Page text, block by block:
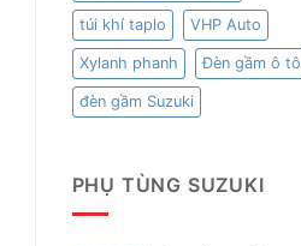
túi khí taplo VHP Auto
Xylanh phanh Đèn gầm ô tô
đèn gầm Suzuki
PHỤ TÙNG SUZUKI